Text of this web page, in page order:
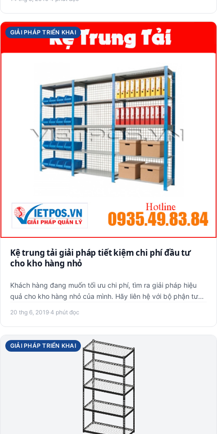
GIẢI PHÁP TRIỂN KHAI
Kệ trung tải giải pháp tiết kiệm chi phí đầu tư
cho kho hàng nhỏ
Khách hàng đang muốn tối ưu chi phí, tìm ra giải pháp hiệu
quả cho kho hàng nhỏ của mình. Hãy liên hệ với bộ phận tư
20 thg 6, 2019·4 phút đọc
GIẢI PHÁP TRIỂN KHAI